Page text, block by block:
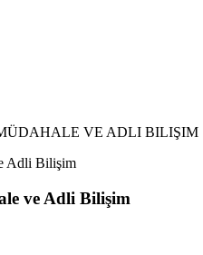
VE ADLI BILIŞIM
ve Adli Bilişim